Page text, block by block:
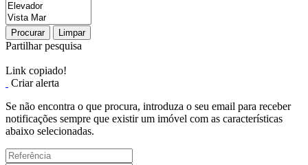
Procurar Limpar
Partilhar pesquisa
Link copiado!
Criar alerta
Se não encontra o que procura, introduza o seu email para receber
notificações sempre que existir um imóvel com as características
abaixo selecionadas.